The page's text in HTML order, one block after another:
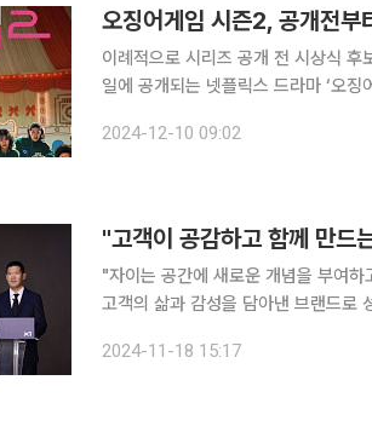
오징어게임 시즌2, 공개전부
이례적으로 시리즈 공개 전 시상식 후
일에 공개되는 넷플릭스 드라마 ‘오
수 TV 시리즈 드라마 부문 작품상 후
2024-12-10 09:02
"자이는 공간에 새로운 개념을 부여
고객의 삶과 감성을 담아낸 브랜드로 성장하고자 합니다." 허
이며 브랜드가 나아가야 할 지향점과
2024-11-18 15:17